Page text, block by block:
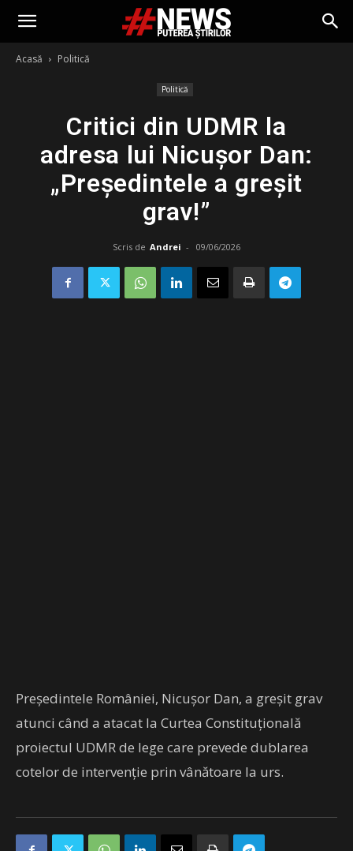
Acasă Politică
Politică
Critici din UDMR la
adresa lui Nicușor Dan:
„Președintele a greșit
grav!”
Scris de Andrei - 09/06/2026
Președintele României, Nicușor Dan, a greșit grav
atunci când a atacat la Curtea Constituțională
proiectul UDMR de lege care prevede dublarea
cotelor de intervenție prin vânătoare la urs.